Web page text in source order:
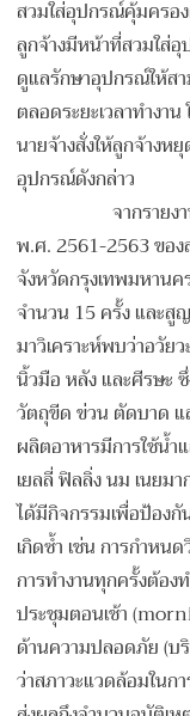
สวมใส่อุปกรณ์คุ้มครอ
ลูกจ้างมีหน้าที่สวมใส่
ดูแลรักษาอุปกรณ์ให้ส
ตลอดระยะเวลาทํางา
นายจ้างสั่งให้ลูกจ้างห
อุปกรณ์ดังกล่าว
จากรายง
พ.ศ. 2561-2563 ของ
จังหวัดกรุงเทพมหาน
จำนวน 15 ครั้ง และสู
มาวิเคราะห์พบว่าอวั
นิ้วมือ หลัง และศีรษะ
วัตถุขีด ข่วน ตัดบาด แ
ผลิตอาหารมีการใช้น้
เยลลี่ ฟิลลิ่ง นม เนยม
ได้มีกิจกรรมเพื่อป้องกั
เกิดซ้ำ เช่น การกำหน
การทำงานทุกครั้งต้อ
ประชุมตอนเช้า
ด้านความปลอดภัย (บ
ว่าสภาวะแวดล้อมในก